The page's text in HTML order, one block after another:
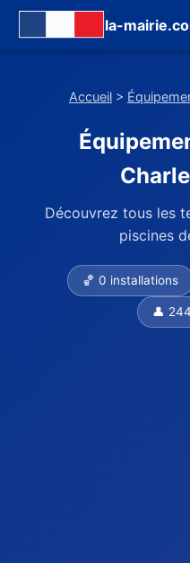
la-
Accueil >
Découvrez tous les
piscines
🏀 0 installations
👤